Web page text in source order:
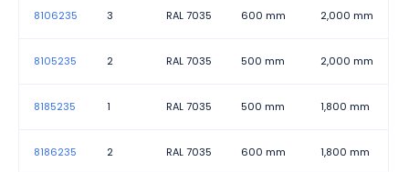
8106235 3 RAL 7035 600 mm 2,000 mm
8105235 2 RAL 7035 500 mm 2,000 mm
8185235 1 RAL 7035 500 mm 1,800 mm
8186235 2 RAL 7035 600 mm 1,800 mm